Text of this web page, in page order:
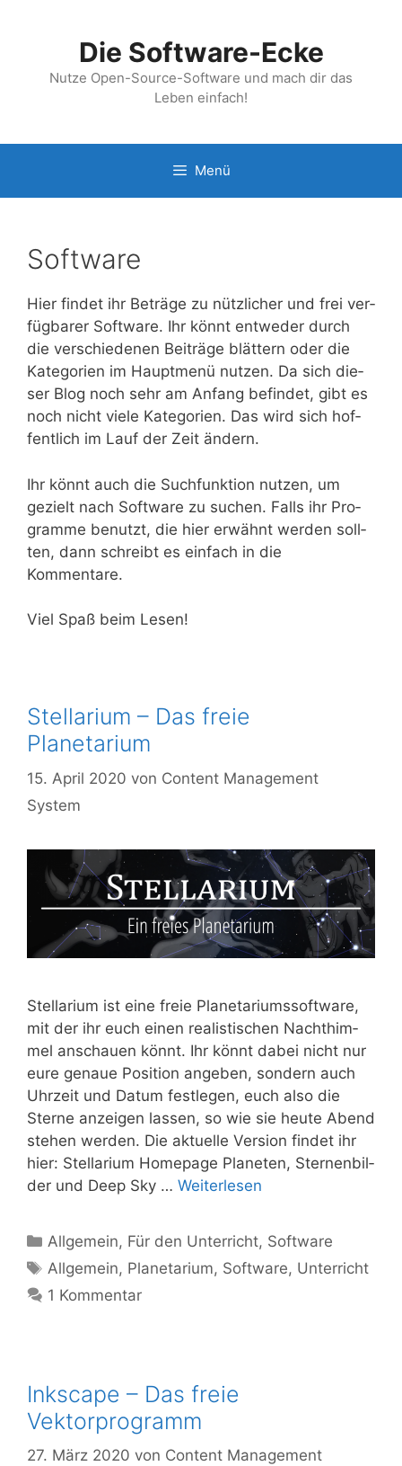
Die Software-Ecke
Nutze Open-Source-Software und mach dir das
Leben einfach!
Menü
Software
Hier fin­det ihr Beträ­ge zu nütz­li­cher und frei ver­
füg­ba­rer Soft­ware. Ihr könnt ent­we­der durch
die ver­schie­de­nen Bei­trä­ge blät­tern oder die
Kate­go­rien im Haupt­me­nü nut­zen. Da sich die­
ser Blog noch sehr am Anfang befin­det, gibt es
noch nicht vie­le Kate­go­rien. Das wird sich hof­
fent­lich im Lauf der Zeit ändern.
Ihr könnt auch die Such­funk­ti­on nut­zen, um
gezielt nach Soft­ware zu suchen. Falls ihr Pro­
gram­me benutzt, die hier erwähnt wer­den soll­
ten, dann schreibt es ein­fach in die
Kommentare.
Viel Spaß beim Lesen!
Stellarium – Das freie
Planetarium
15. April 2020 von Content Management
System
Stel­la­ri­um ist eine freie Pla­ne­ta­ri­ums­soft­ware,
mit der ihr euch einen rea­lis­ti­schen Nacht­him­
mel anschau­en könnt. Ihr könnt dabei nicht nur
eure genaue Posi­ti­on ange­ben, son­dern auch
Uhr­zeit und Datum fest­le­gen, euch also die
Ster­ne anzei­gen las­sen, so wie sie heu­te Abend
ste­hen wer­den. Die aktu­el­le Ver­si­on fin­det ihr
hier: Stel­la­ri­um Home­page Pla­ne­ten, Ster­nen­bil­
der und Deep Sky … Wei­ter­le­sen
Kategorien
Allgemein, Für den Unterricht, Software
Schlagwörter
Allgemein, Planetarium, Software, Unterricht
1 Kommentar
Inkscape – Das freie
Vektorprogramm
27. März 2020 von Content Management